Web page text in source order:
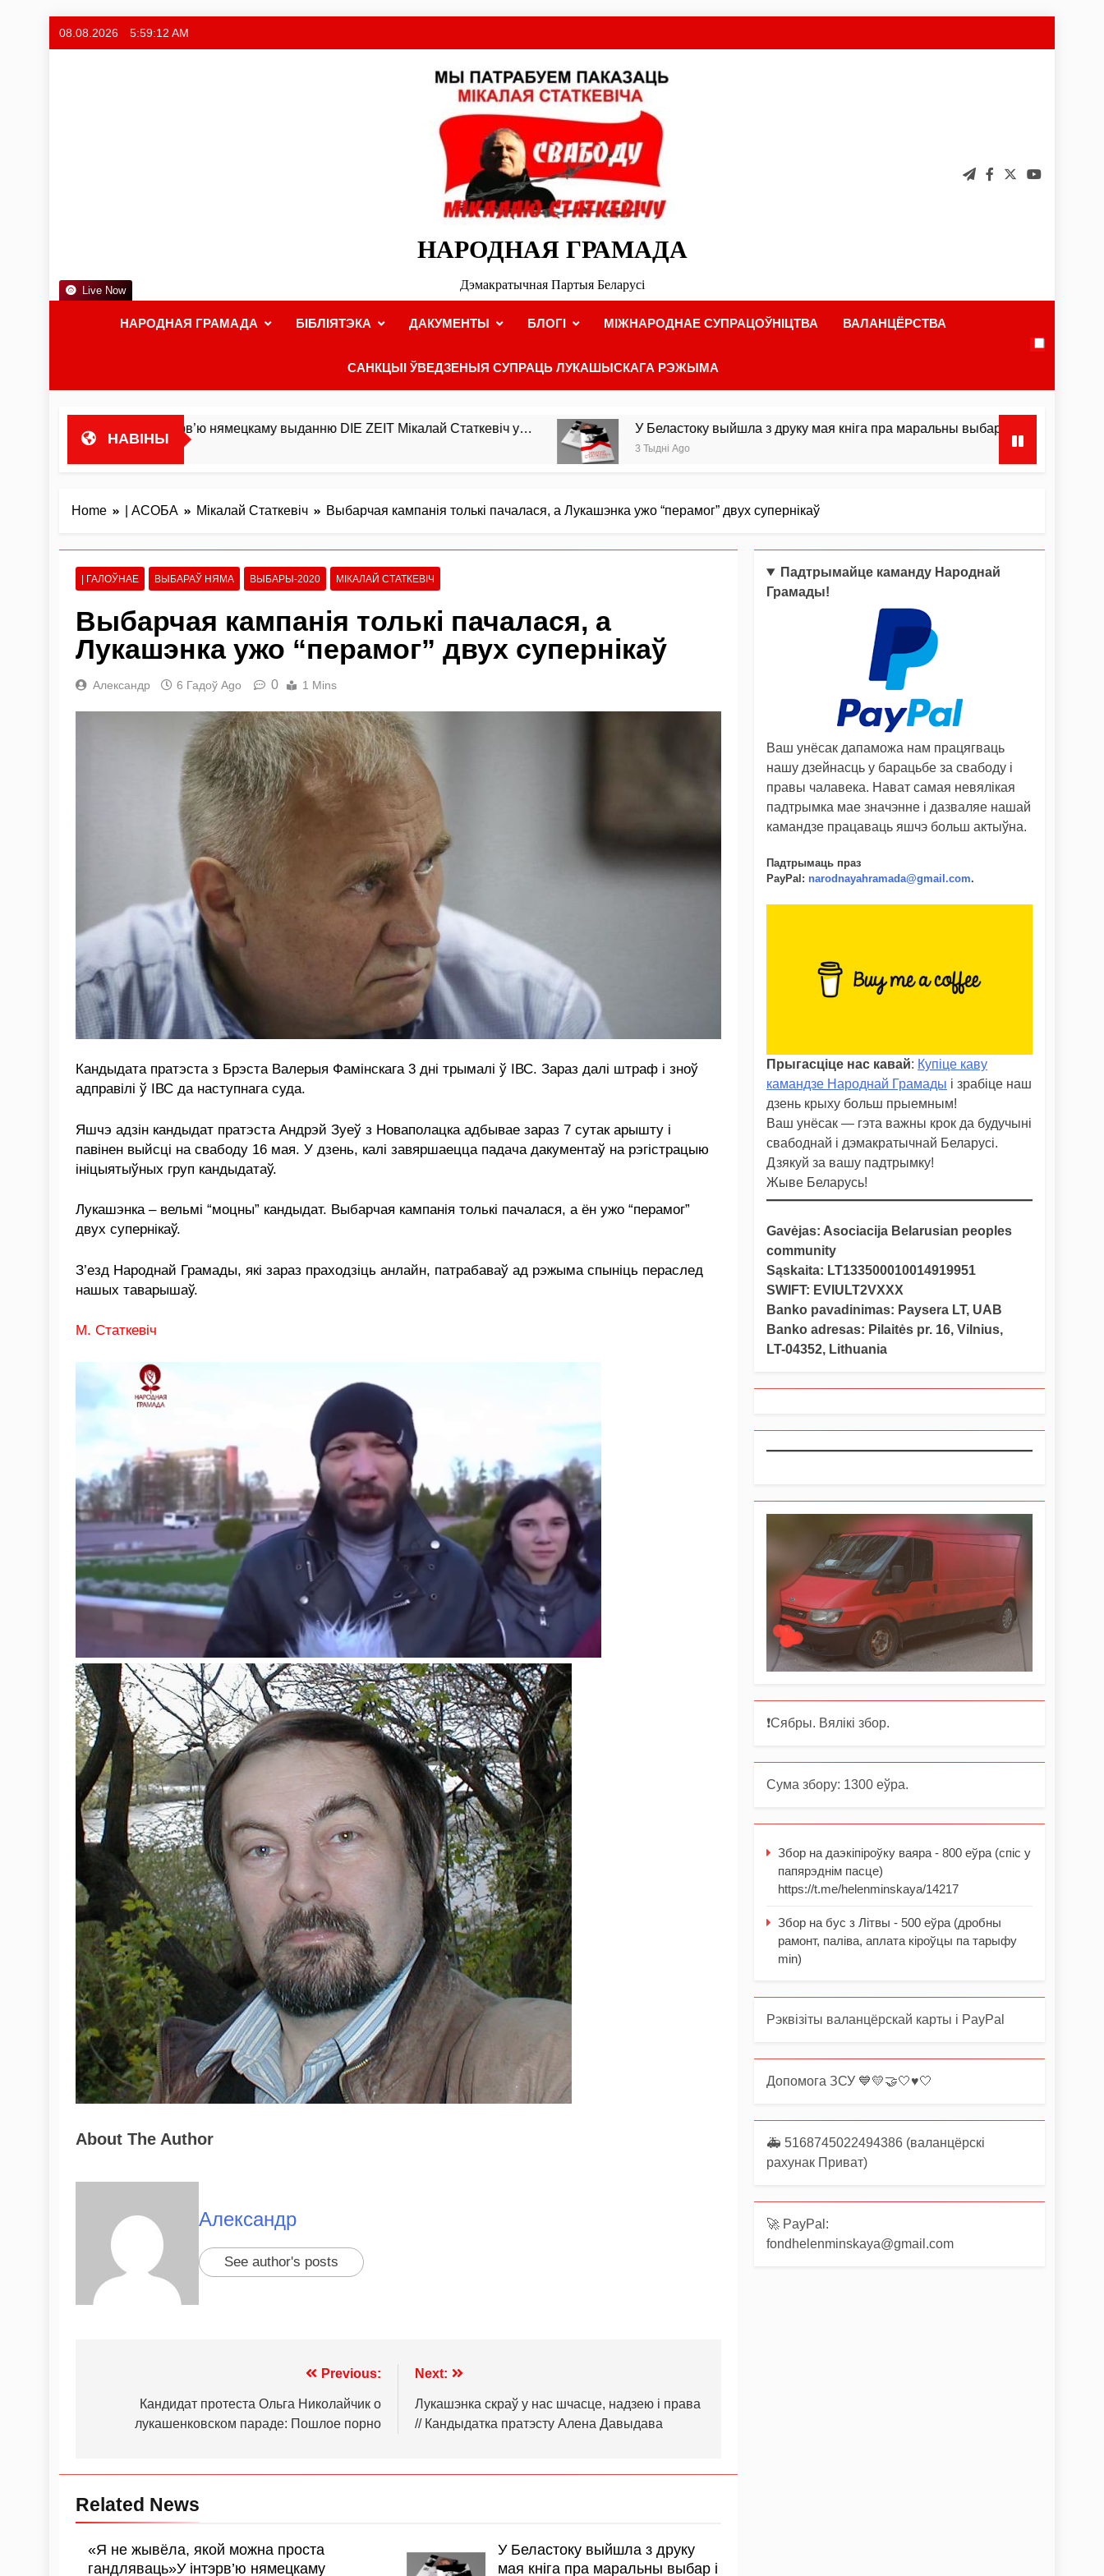
08.08.2026 5:59:13 AM
НАРОДНАЯ ГРАМАДА
Дэмакратычная Партыя Беларусі
НАРОДНАЯ ГРАМАДА БІБЛІЯТЭКА ДАКУМЕНТЫ БЛОГІ МІЖНАРОДНАЕ СУПРАЦОЎНІЦТВА ВАЛАНЦЁРСТВА
САНКЦЫІ ЎВЕДЗЕНЫЯ СУПРАЦЬ ЛУКАШЫСКАГА РЭЖЫМА
Live Now
НАВІНЫ
інтэрв’ю нямецкаму выданню DIE ZEIT Мікалай Статкевіч у… У Беластоку выйшла з друку мая кніга пра маральны выбар і інстынкты
3 Тыдні Ago
Home | АСОБА Мікалай Статкевіч Выбарчая кампанія толькі пачалася, а Лукашэнка ужо “перамог” двух супернікаў
| ГАЛОЎНАЕ ВЫБАРАЎ НЯМА ВЫБАРЫ-2020 МІКАЛАЙ СТАТКЕВІЧ
Выбарчая кампанія толькі пачалася, а
Лукашэнка ужо “перамог” двух супернікаў
Александр 6 Гадоў Ago 0 1 Mins
Кандыдата пратэста з Брэста Валерыя Фамінскага 3 дні трымалі ў ІВС. Зараз далі штраф і зноў
адправілі ў ІВС да наступнага суда.
Яшчэ адзін кандыдат пратэста Андрэй Зуеў з Новаполацка адбывае зараз 7 сутак арышту і
павінен выйсці на свабоду 16 мая. У дзень, калі завяршаецца падача дакументаў на рэгістрацыю
ініцыятыўных груп кандыдатаў.
Лукашэнка – вельмі “моцны” кандыдат. Выбарчая кампанія толькі пачалася, а ён ужо “перамог”
двух супернікаў.
З’езд Народнай Грамады, які зараз праходзіць анлайн, патрабаваў ад рэжыма спыніць пераслед
нашых таварышаў.
М. Cтаткевіч
About The Author
Александр
See author's posts
Previous:
Кандидат протеста Ольга Николайчик о
лукашенковском параде: Пошлое порно
Next:
Лукашэнка скраў у нас шчасце, надзею і права
// Кандыдатка пратэсту Алена Давыдава
Related News
«Я не жывёла, якой можна проста
гандляваць»У інтэрв’ю нямецкаму
У Беластоку выйшла з друку
мая кніга пра маральны выбар і
Падтрымайце каманду Народнай
Грамады!
Ваш унёсак дапаможа нам працягваць
нашу дзейнасць у барацьбе за свабоду і
правы чалавека. Нават самая невялікая
падтрымка мае значэнне і дазваляе нашай
камандзе працаваць яшчэ больш актыўна.
Падтрымаць праз
PayPal : narodnayahramada@gmail.com.
Прыгасціце нас кавай: Купіце каву
камандзе Народнай Грамады і зрабіце наш
дзень крыху больш прыемным!
Ваш унёсак — гэта важны крок да будучыні
свабоднай і дэмакратычнай Беларусі.
Дзякуй за вашу падтрымку!
Жыве Беларусь!
Gavėjas: Asociacija Belarusian peoples
community
Sąskaita: LT133500010014919951
SWIFT: EVIULT2VXXX
Banko pavadinimas: Paysera LT, UAB
Banko adresas: Pilaitės pr. 16, Vilnius,
LT-04352, Lithuania
❗️Сябры. Вялікі збор.
Сума збору: 1300 еўра.
Збор на даэкіпіроўку ваяра - 800 еўра (спіс у
папярэднім пасце)
https://t.me/helenminskaya/14217
Збор на бус з Літвы - 500 еўра (дробны
рамонт, паліва, аплата кіроўцы па тарыфу
min)
Рэквізіты валанцёрскай карты і PayPal
Допомога ЗСУ 💙💛🤝🤍♥️🤍
🚑 5168745022494386 (валанцёрскі
рахунак Приват)
🚀 PayPal:
fondhelenminskaya@gmail.com